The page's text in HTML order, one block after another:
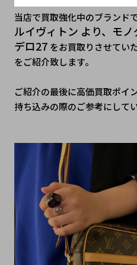
当店で買取強化中のブランド
ルイヴィトン より、モ
デロ27 をお買取りさせてい
をご紹介致します。
ご紹介の最後に高価買取ポイ
持ち込みの際のご参考にして